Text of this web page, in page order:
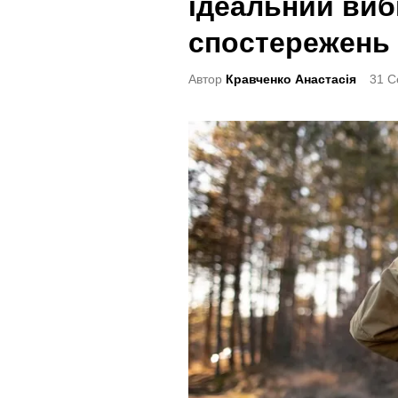
e
d
i
спостережень
Автор Кравченко Анастасія 31